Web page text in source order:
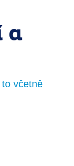
a
včetně